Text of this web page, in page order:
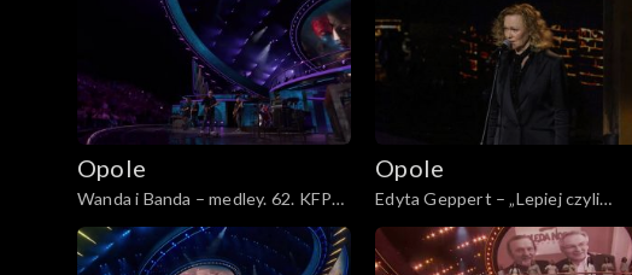
Opole 2012
Opole 2011
Opole 2010
Opole 2009
Opole 2008
tęsknoty – koncert pamięci
Wojciecha Trzcińskiego”
KFPP: „Małe tęsknoty – koncert
pamięci Wojciecha Trzcińskiego”
Opole
Wanda i Banda – medley. 62. KFPP:
„Małe tęsknoty – koncert pamięci
Wojciecha Trzcińskiego”
Opole
Edyta Geppert – „Lepiej czyli
horyzont”. 62. KFPP: „Małe
tęsknoty – koncert pamięci